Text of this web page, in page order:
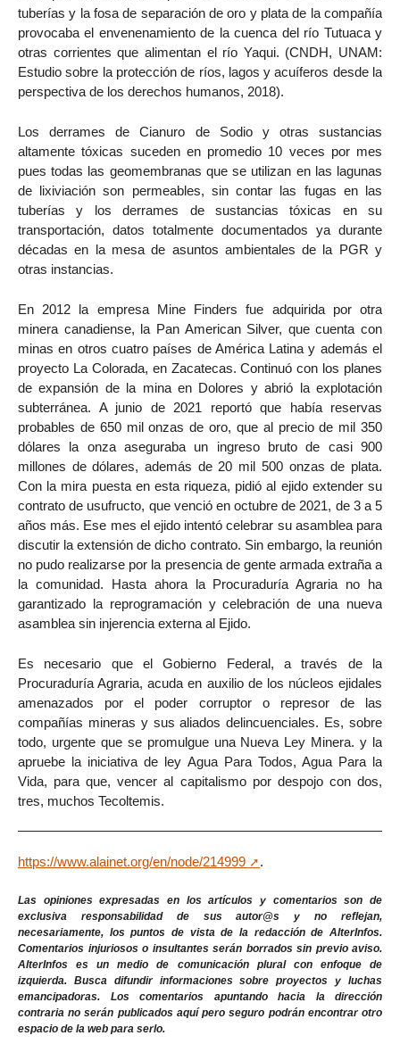
tuberías y la fosa de separación de oro y plata de la compañía
provocaba el envenenamiento de la cuenca del río Tutuaca y
otras corrientes que alimentan el río Yaqui. (CNDH, UNAM:
Estudio sobre la protección de ríos, lagos y acuíferos desde la
perspectiva de los derechos humanos, 2018).
Los derrames de Cianuro de Sodio y otras sustancias
altamente tóxicas suceden en promedio 10 veces por mes
pues todas las geomembranas que se utilizan en las lagunas
de lixiviación son permeables, sin contar las fugas en las
tuberías y los derrames de sustancias tóxicas en su
transportación, datos totalmente documentados ya durante
décadas en la mesa de asuntos ambientales de la PGR y
otras instancias.
En 2012 la empresa Mine Finders fue adquirida por otra
minera canadiense, la Pan American Silver, que cuenta con
minas en otros cuatro países de América Latina y además el
proyecto La Colorada, en Zacatecas. Continuó con los planes
de expansión de la mina en Dolores y abrió la explotación
subterránea. A junio de 2021 reportó que había reservas
probables de 650 mil onzas de oro, que al precio de mil 350
dólares la onza aseguraba un ingreso bruto de casi 900
millones de dólares, además de 20 mil 500 onzas de plata.
Con la mira puesta en esta riqueza, pidió al ejido extender su
contrato de usufructo, que venció en octubre de 2021, de 3 a 5
años más. Ese mes el ejido intentó celebrar su asamblea para
discutir la extensión de dicho contrato. Sin embargo, la reunión
no pudo realizarse por la presencia de gente armada extraña a
la comunidad. Hasta ahora la Procuraduría Agraria no ha
garantizado la reprogramación y celebración de una nueva
asamblea sin injerencia externa al Ejido.
Es necesario que el Gobierno Federal, a través de la
Procuraduría Agraria, acuda en auxilio de los núcleos ejidales
amenazados por el poder corruptor o represor de las
compañías mineras y sus aliados delincuenciales. Es, sobre
todo, urgente que se promulgue una Nueva Ley Minera. y la
apruebe la iniciativa de ley Agua Para Todos, Agua Para la
Vida, para que, vencer al capitalismo por despojo con dos,
tres, muchos Tecoltemis.
https://www.alainet.org/en/node/214999 .
Las opiniones expresadas en los artículos y comentarios son de
exclusiva responsabilidad de sus autor@s y no reflejan,
necesariamente, los puntos de vista de la redacción de AlterInfos.
Comentarios injuriosos o insultantes serán borrados sin previo aviso.
AlterInfos es un medio de comunicación plural con enfoque de
izquierda. Busca difundir informaciones sobre proyectos y luchas
emancipadoras. Los comentarios apuntando hacia la dirección
contraria no serán publicados aquí pero seguro podrán encontrar otro
espacio de la web para serlo.